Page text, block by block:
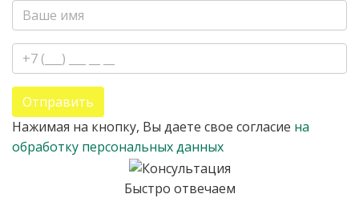
Отправить
Нажимая на кнопку, Вы даете свое согласие на
обработку персональных данных
Быстро отвечаем